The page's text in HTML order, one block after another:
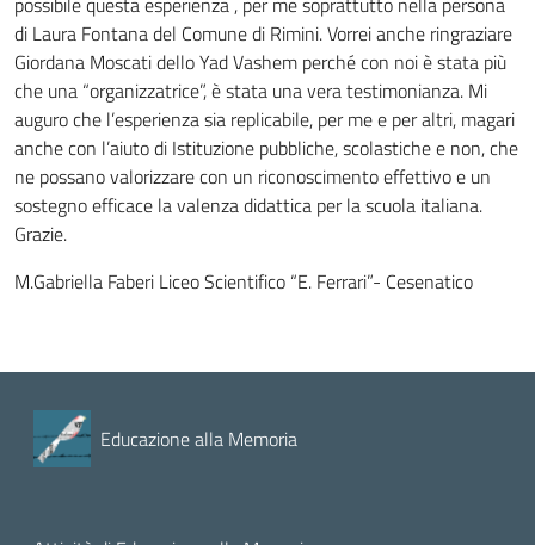
di Laura Fontana del Comune di Rimini. Vorrei anche ringraziare
Giordana Moscati dello Yad Vashem perché con noi è stata più
che una “organizzatrice”, è stata una vera testimonianza. Mi
auguro che l’esperienza sia replicabile, per me e per altri, magari
anche con l’aiuto di Istituzione pubbliche, scolastiche e non, che
ne possano valorizzare con un riconoscimento effettivo e un
sostegno efficace la valenza didattica per la scuola italiana.
Grazie.
M.Gabriella Faberi Liceo Scientifico “E. Ferrari”- Cesenatico
Educazione alla Memoria